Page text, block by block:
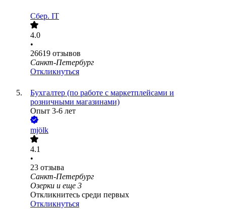
Сбер. IT
4.0
•
26619 отзывов
Санкт-Петербург
Откликнуться
Бухгалтер (по работе с маркетплейсами и
розничными магазинами)
Опыт 3-6 лет
mjölk
4.1
•
23 отзыва
Санкт-Петербург
Озерки и еще 3
Откликнитесь среди первых
Откликнуться